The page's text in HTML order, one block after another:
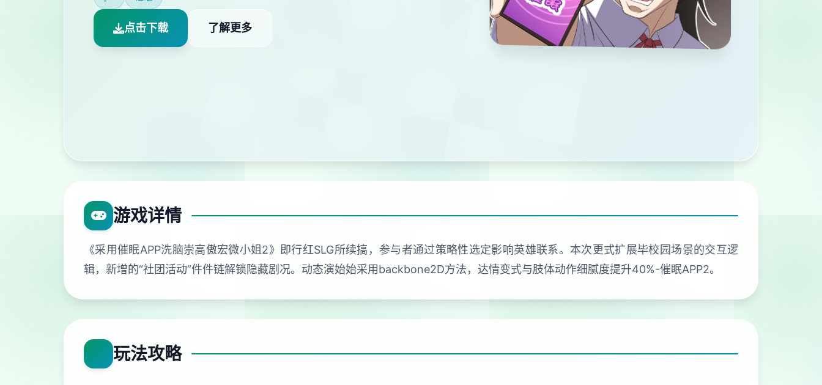
点击下载 了解更多
游戏详情
《采用催眠APP洗脑崇高傲宏微小姐2》即行红SLG所续搞，参与者通过策略性选定影响英雄联系。本次更式扩展毕校园场景的交互逻
辑，新增的“社团活动”件件链解锁隐藏剧况。动态演始始采用backbone2D方法，达情变式与肢体动作细腻度提升40%-催眠APP2。
玩法攻略